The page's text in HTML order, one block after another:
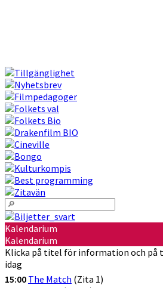
Kalendarium
Kalendarium
Klicka på titel för information och
idag
15:00 The Match (Zita 1)